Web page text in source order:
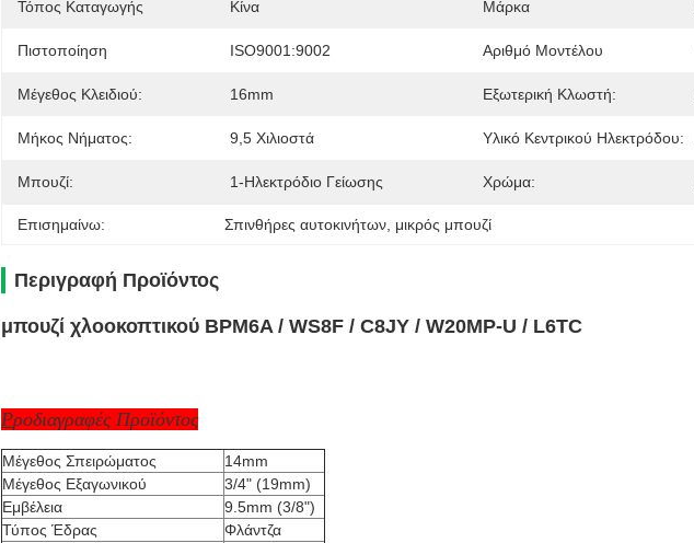
Τόπος Καταγωγής Κίνα Μάρκα
Πιστοποίηση ISO9001:9002 Αριθμό Μοντέλου
Μέγεθος Κλειδιού: 16mm Εξωτερική Κλωστή:
Μήκος Νήματος: 9,5 Χιλιοστά Υλικό Κεντρικού Ηλεκτρόδου:
Μπουζί: 1-Ηλεκτρόδιο Γείωσης Χρώμα:
Επισημαίνω: Σπινθήρες αυτοκινήτων μικρός μπουζί
Περιγραφή Προϊόντος
μπουζί χλοοκοπτικού BPM6A / WS8F / C8JY / W20MP-U / L6TC
Pροδιαγραφές Προϊόντος
Μέγεθος Σπειρώματος
14mm
Μέγεθος Εξαγωνικού
3/4" (19mm)
Εμβέλεια
9.5mm (3/8")
Τύπος Έδρας
Φλάντζα